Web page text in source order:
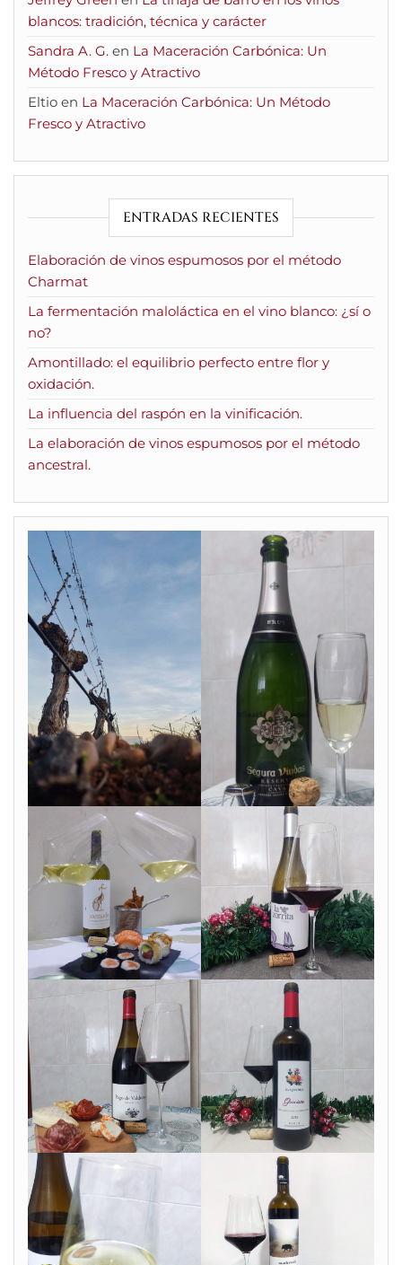
blancos: tradición, técnica y carácter
Sandra A. G. en La Maceración Carbónica: Un
Método Fresco y Atractivo
Eltio en La Maceración Carbónica: Un Método
Fresco y Atractivo
ENTRADAS RECIENTES
Elaboración de vinos espumosos por el método
Charmat
La fermentación maloláctica en el vino blanco: ¿sí o
no?
Amontillado: el equilibrio perfecto entre flor y
oxidación.
La influencia del raspón en la vinificación.
La elaboración de vinos espumosos por el método
ancestral.